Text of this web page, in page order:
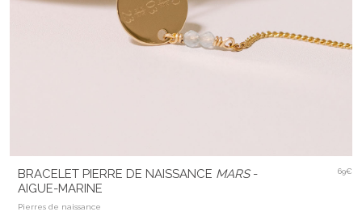
BRACELET PIERRE DE NAISSANCE MARS-
AIGUE-MARINE
Pierres de naissance
69€